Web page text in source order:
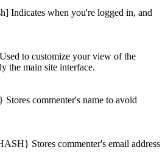
Indicates when you're logged in, and
Used to customize your view of the
the main site interface.
Stores commenter's name to avoid
Stores commenter's email address